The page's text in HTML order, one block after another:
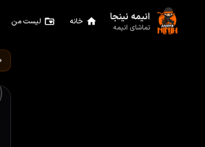
انیمه نینجا
تماشای انیمه
خانه لیست من